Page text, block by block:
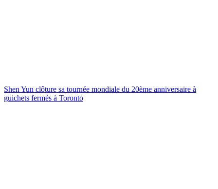
Shen Yun clôture sa tournée mondiale du 20ème anniversaire à
guichets fermés à Toronto